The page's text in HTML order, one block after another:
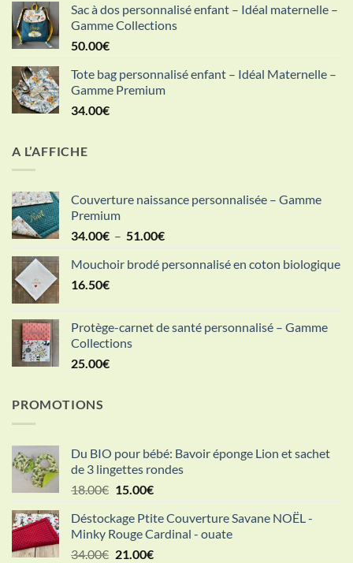
Sac à dos personnalisé enfant – Idéal maternelle –
Gamme Collections
50.00€
Tote bag personnalisé enfant – Idéal Maternelle –
Gamme Premium
34.00€
A L’AFFICHE
Couverture naissance personnalisée – Gamme
Premium
34.00€ – 51.00€Plage
prix :
Mouchoir brodé personnalisé en coton biologique
16.50€
Protège-carnet de santé personnalisé – Gamme
Collections
25.00€
PROMOTIONS
Du BIO pour bébé: Bavoir éponge Lion et sachet
de 3 lingettes rondes
18.00€ Le
initial
était :
18.00€.
15.00€Le
actuel
est :
15.00€.
Déstockage Ptite Couverture Savane NOËL -
Minky Rouge Cardinal - ouate
34.00€ Le
21.00€Le